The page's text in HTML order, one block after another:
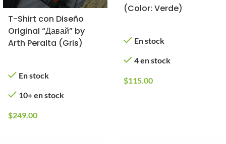
T-Shirt con Diseño
Original “Давай” by
Arth Peralta (Gris)
En stock
10+ en stock
$249.00
(Color: Verde)
En stock
4 en stock
$115.00